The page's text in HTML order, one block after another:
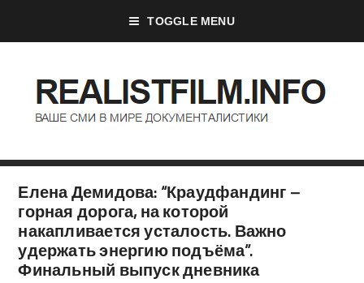
TOGGLE MENU
Елена Демидова: “Краудфандинг –
горная дорога, на которой
накапливается усталость. Важно
удержать энергию подъёма”.
Финальный выпуск дневника